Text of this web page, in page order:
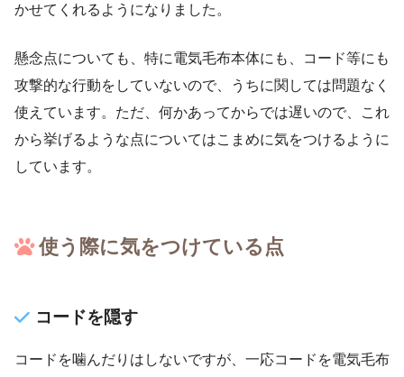
かせてくれるようになりました。
懸念点についても、特に電気毛布本体にも、コード等にも
攻撃的な行動をしていないので、うちに関しては問題なく
使えています。ただ、何かあってからでは遅いので、これ
から挙げるような点についてはこまめに気をつけるように
しています。
使う際に気をつけている点
コードを隠す
コードを噛んだりはしないですが、一応コードを電気毛布